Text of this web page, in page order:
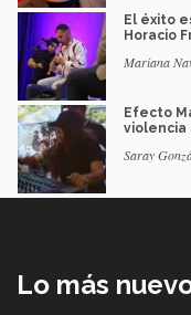
El éxito
Horacio
Mariana
Efecto
violencia
Saray
Lo más